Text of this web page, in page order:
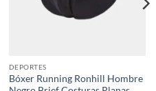
DEPORTES
Bóxer Running Ronhill Hombre